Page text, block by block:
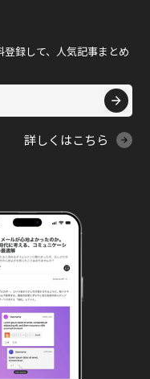
録して、人気記事まとめ
詳しくはこちら